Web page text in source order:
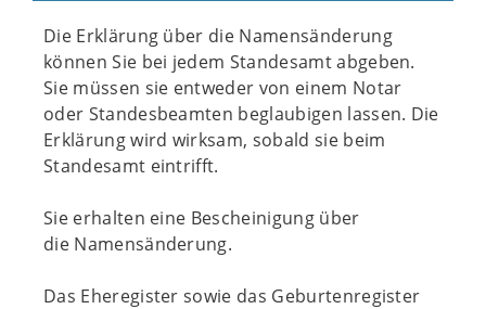
Die Erklärung über die Namensänderung
können Sie bei jedem Standesamt abgeben.
Sie müssen sie entweder von einem Notar
oder Standesbeamten beglaubigen lassen. Die
Erklärung wird wirksam, sobald sie beim
Standesamt eintrifft.
Sie erhalten eine Bescheinigung über
die Namensänderung.
Das Eheregister sowie das Geburtenregister